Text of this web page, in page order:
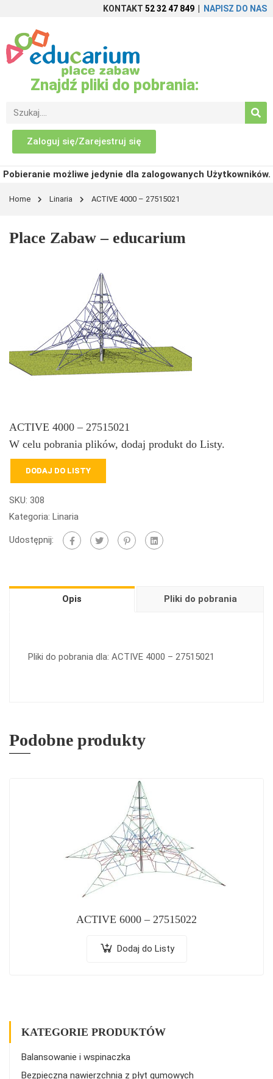
KONTAKT 52 32 47 849 NAPISZ DO NAS
Znajdź pliki do pobrania:
Zaloguj się/Zarejestruj się
Pobieranie możliwe jedynie dla zalogowanych Użytkowników.
Home Linaria ACTIVE 4000 – 27515021
Place Zabaw – educarium
ACTIVE 4000 – 27515021
W celu pobrania plików, dodaj produkt do Listy.
DODAJ DO LISTY
SKU: 308
Kategoria: Linaria
Udostępnij:
Opis Pliki do pobrania
Pliki do pobrania dla: ACTIVE 4000 – 27515021
Podobne produkty
ACTIVE 6000 – 27515022
Dodaj do Listy
KATEGORIE PRODUKTÓW
Balansowanie i wspinaczka
Bezpieczna nawierzchnia z płyt gumowych